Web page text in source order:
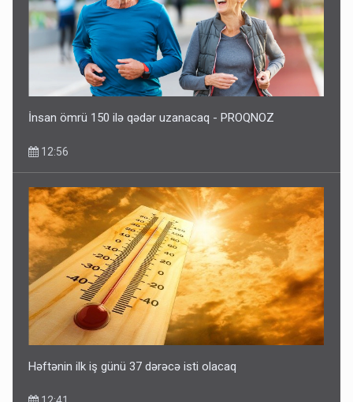
İnsan ömrü 150 ilə qədər uzanacaq - PROQNOZ
12:56
Həftənin ilk iş günü 37 dərəcə isti olacaq